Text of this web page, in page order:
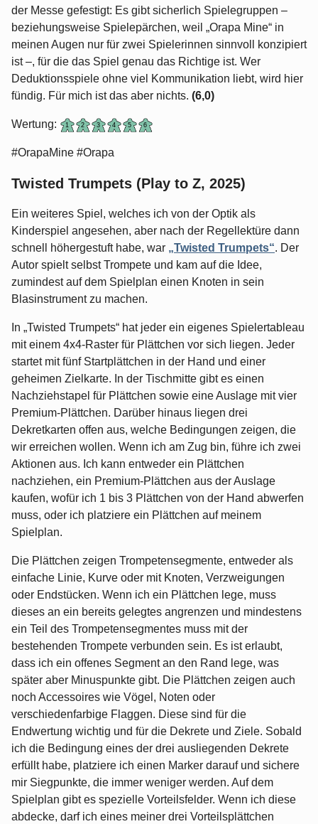
der Messe gefestigt: Es gibt sicherlich Spielegruppen –
beziehungsweise Spielepärchen, weil „Orapa Mine“ in
meinen Augen nur für zwei Spielerinnen sinnvoll konzipiert
ist –, für die das Spiel genau das Richtige ist. Wer
Deduktionsspiele ohne viel Kommunikation liebt, wird hier
fündig. Für mich ist das aber nichts. (6,0)
Wertung:
#OrapaMine #Orapa
Twisted Trumpets (Play to Z, 2025)
Ein weiteres Spiel, welches ich von der Optik als
Kinderspiel angesehen, aber nach der Regellektüre dann
schnell höhergestuft habe, war „Twisted Trumpets“. Der
Autor spielt selbst Trompete und kam auf die Idee,
zumindest auf dem Spielplan einen Knoten in sein
Blasinstrument zu machen.
In „Twisted Trumpets“ hat jeder ein eigenes Spielertableau
mit einem 4x4-Raster für Plättchen vor sich liegen. Jeder
startet mit fünf Startplättchen in der Hand und einer
geheimen Zielkarte. In der Tischmitte gibt es einen
Nachziehstapel für Plättchen sowie eine Auslage mit vier
Premium-Plättchen. Darüber hinaus liegen drei
Dekretkarten offen aus, welche Bedingungen zeigen, die
wir erreichen wollen. Wenn ich am Zug bin, führe ich zwei
Aktionen aus. Ich kann entweder ein Plättchen
nachziehen, ein Premium-Plättchen aus der Auslage
kaufen, wofür ich 1 bis 3 Plättchen von der Hand abwerfen
muss, oder ich platziere ein Plättchen auf meinem
Spielplan.
Die Plättchen zeigen Trompetensegmente, entweder als
einfache Linie, Kurve oder mit Knoten, Verzweigungen
oder Endstücken. Wenn ich ein Plättchen lege, muss
dieses an ein bereits gelegtes angrenzen und mindestens
ein Teil des Trompetensegmentes muss mit der
bestehenden Trompete verbunden sein. Es ist erlaubt,
dass ich ein offenes Segment an den Rand lege, was
später aber Minuspunkte gibt. Die Plättchen zeigen auch
noch Accessoires wie Vögel, Noten oder
verschiedenfarbige Flaggen. Diese sind für die
Endwertung wichtig und für die Dekrete und Ziele. Sobald
ich die Bedingung eines der drei ausliegenden Dekrete
erfüllt habe, platziere ich einen Marker darauf und sichere
mir Siegpunkte, die immer weniger werden. Auf dem
Spielplan gibt es spezielle Vorteilsfelder. Wenn ich diese
abdecke, darf ich eines meiner drei Vorteilsplättchen